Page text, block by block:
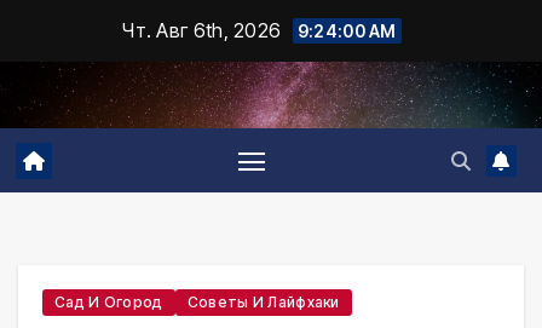
содержимому
Чт. Авг 6th, 2026 9:24:01 AM
Сад И Огород Советы И Лайфхаки